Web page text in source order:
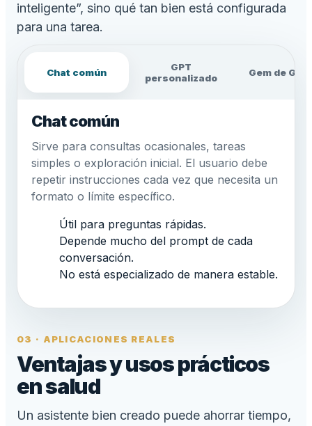
inteligente”, sino qué tan bien está configurada
para una tarea.
Chat común
GPT
personalizado
Gem de
Chat común
Sirve para consultas ocasionales, tareas
simples o exploración inicial. El usuario debe
repetir instrucciones cada vez que necesita un
formato o límite específico.
Útil para preguntas rápidas.
Depende mucho del prompt de cada
conversación.
No está especializado de manera estable.
03 · APLICACIONES REALES
Ventajas y usos prácticos
en salud
Un asistente bien creado puede ahorrar tiempo,